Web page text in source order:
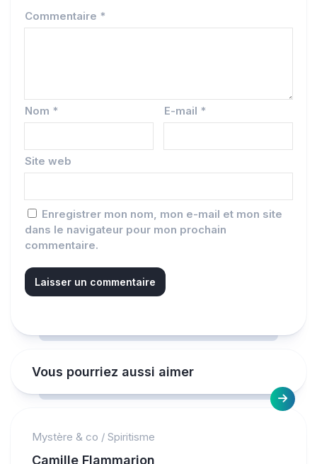
Commentaire *
Nom * E-mail *
Site web
Enregistrer mon nom, mon e-mail et mon site
dans le navigateur pour mon prochain
commentaire.
Vous pourriez aussi aimer
Mystère & co / Spiritisme
Camille Flammarion